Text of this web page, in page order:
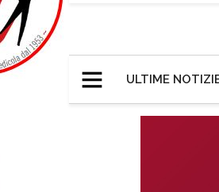
ULTIME